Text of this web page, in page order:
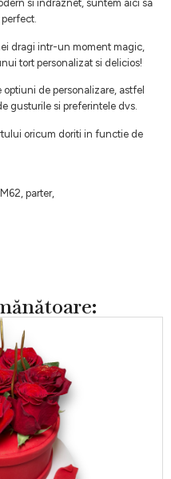
si indraznet, suntem aici sa
dragi intr-un moment magic,
tort personalizat si delicios!
de personalizare, astfel
gusturile si preferintele dvs.
oricum doriti in functie de
parter,